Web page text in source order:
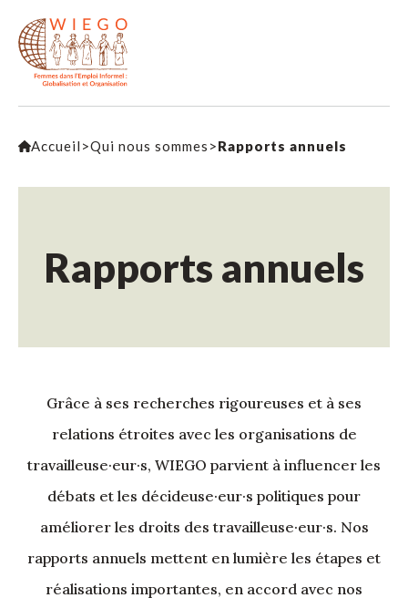
Accueil >Qui nous sommes >Rapports annuels
Rapports annuels
Grâce à ses recherches rigoureuses et à ses
relations étroites avec les organisations de
travailleuse·eur·s, WIEGO parvient à influencer les
débats et les décideuse·eur·s politiques pour
améliorer les droits des travailleuse·eur·s. Nos
rapports annuels mettent en lumière les étapes et
réalisations importantes, en accord avec nos